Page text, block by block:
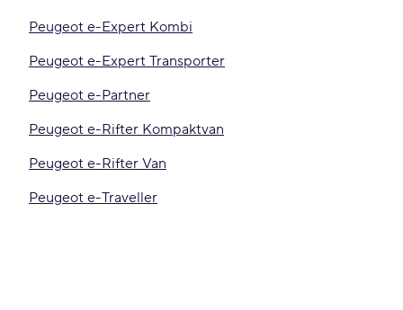
Peugeot e-Expert Kombi
Peugeot e-Expert Transporter
Peugeot e-Partner
Peugeot e-Rifter Kompaktvan
Peugeot e-Rifter Van
Peugeot e-Traveller